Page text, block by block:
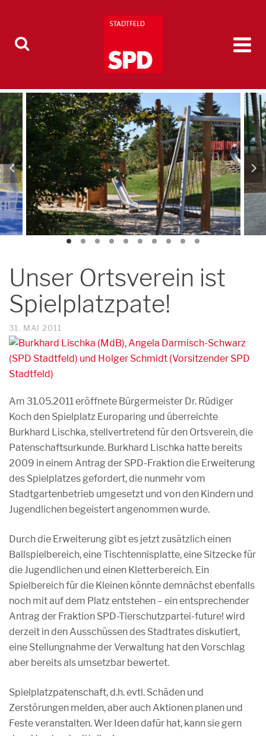
Unser Ortsverein ist
Spielplatzpate!
31. MAI 2011
Am 31.05.2011 eröffnete Bürgermeister Dr. Rüdiger
Koch den Spielplatz Europaring und überreichte
Burkhard Lischka, stellvertretend für den Ortsverein, die
Patenschaftsurkunde. Burkhard Lischka hatte bereits
2009 in einem Antrag der SPD-Fraktion die Erweiterung
des Spielplatzes gefordert, die nunmehr vom
Stadtgartenbetrieb umgesetzt und von den Kindern und
Jugendlichen begeistert angenommen wurde.
Durch die Erweiterung gibt es jetzt zusätzlich einen
Ballspielbereich, eine Tischtennisplatte, eine Sitzecke für
die Jugendlichen und einen Kletterbereich. Ein
Spielbereich für die Kleinen könnte demnächst ebenfalls
noch mit auf dem Platz entstehen – ein entsprechender
Antrag der Fraktion SPD-Tierschutzpartei-future! wird
derzeit in den Ausschüssen des Stadtrates diskutiert,
eine Stellungnahme der Verwaltung hat den Vorschlag
aber bereits als umsetzbar bewertet.
Spielplatzpatenschaft, d.h. evtl. Schäden und
Zerstörungen melden, aber auch Aktionen planen und
Feste veranstalten. Wer Ideen dafür hat, kann sie gern